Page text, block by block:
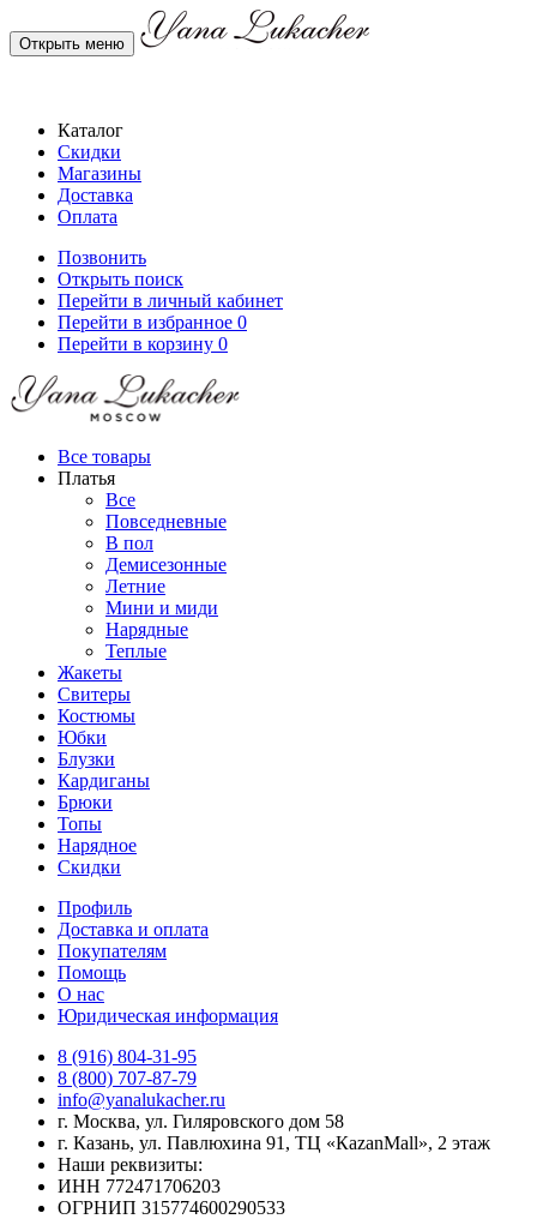
Открыть меню
Каталог
Скидки
Магазины
Доставка
Оплата
Позвонить
Открыть поиск
Перейти в личный кабинет
Перейти в избранное 0
Перейти в корзину 0
Все товары
Платья
Все
Повседневные
В пол
Демисезонные
Летние
Мини и миди
Нарядные
Теплые
Жакеты
Свитеры
Костюмы
Юбки
Блузки
Кардиганы
Брюки
Топы
Нарядное
Скидки
Профиль
Доставка и оплата
Покупателям
Помощь
О нас
Юридическая информация
8 (916) 804-31-95
8 (800) 707-87-79
info@yanalukacher.ru
г. Москва, ул. Гиляровского дом 58
г. Казань, ул. Павлюхина 91, ТЦ «КazanMall», 2 этаж
Наши реквизиты:
ИНН 772471706203
ОГРНИП 315774600290533